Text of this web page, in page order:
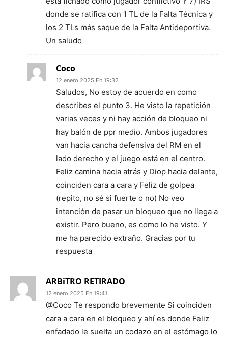
donde se ratifica con 1 TL de la Falta Técnica y
los 2 TLs más saque de la Falta Antideportiva.
Un saludo
Coco
12 enero 2025 En 19:32
Saludos, No estoy de acuerdo en como
describes el punto 3. He visto la repetición
varias veces y ni hay acción de bloqueo ni
hay balón de ppr medio. Ambos jugadores
van hacia cancha defensiva del RM en el
lado derecho y el juego está en el centro.
Feliz camina hacia atrás y Diop hacia delante,
coinciden cara a cara y Feliz de golpea
(repito, no sé si fuerte o no) No veo
intención de pasar un bloqueo que no llega a
existir. Pero bueno, es como lo he visto. Y
me ha parecido extraño. Gracias por tu
respuesta
ARBiTRO RETIRADO
12 enero 2025 En 19:41
@Coco Te respondo brevemente Si coinciden
cara a cara en el bloqueo y ahí es donde Feliz
enfadado le suelta un codazo en el estómago lo